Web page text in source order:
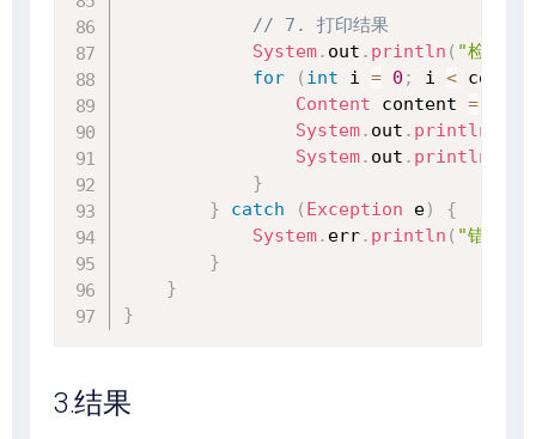
// 7. 打印结果
System. out . println ( "检索到
for
( int i = 0 ; i <
Content content =
System. out . println
System. out . println
}
}
catch ( Exception e)
{
System. err. println ( "错误: "
}
}
}
3.结果